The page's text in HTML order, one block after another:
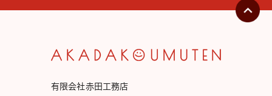
有限会社赤田工務店